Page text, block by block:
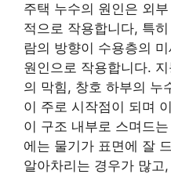
주택 누수의 원인은 외
적으로 작용합니다, 특
람의 방향이 수용층의
원인으로 작용합니다.
의 막힘, 창호 하부의 누
이 주로 시작점이 되며
이 구조 내부로 스며드
에는 물기가 표면에 잘
알아차리는 경우가 많고